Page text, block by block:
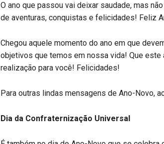
O ano que passou vai deixar saudade, mas
de aventuras, conquistas e felicidades! Feliz
Chegou aquele momento do ano em que
objetivos que temos em nossa vida! Que este
realização para você! Felicidades!
Para outras lindas mensagens de Ano-Novo,
Dia da Confraternização Universal